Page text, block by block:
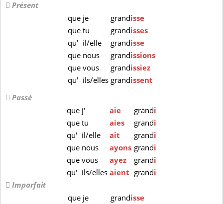
Présent
que je grandisse
quetu grandisses
qu' il/elle grandisse
que nous grandissions
quevous grandissiez
qu' ils/elles grandissent
Passé
que j' aie grandi
quetu aies grandi
qu' il/elle ait grandi
que nous ayons grandi
quevous ayez grandi
qu' ils/ellesaient grandi
Imparfait
que je grandisse